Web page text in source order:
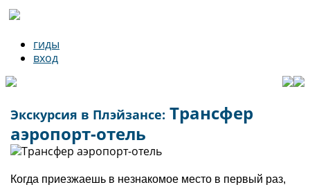
гиды
вход
Экскурсия в Плэйзансе: Трансфер
аэропорт-отель
Когда приезжаешь в незнакомое место в первый раз,